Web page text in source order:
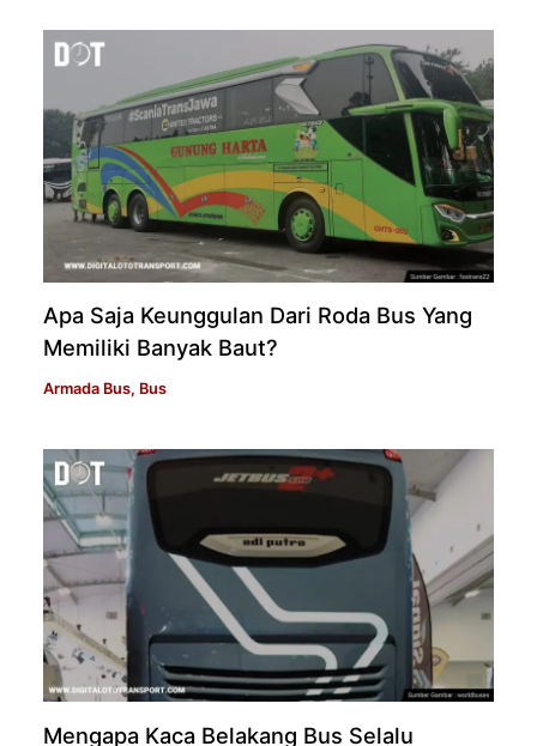
Apa Saja Keunggulan Dari Roda Bus Yang
Memiliki Banyak Baut?
Armada Bus, Bus
Mengapa Kaca Belakang Bus Selalu